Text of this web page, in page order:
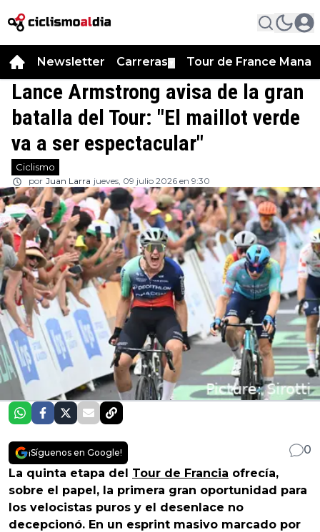
Newsletter Carreras Tour de France
Lance Armstrong avisa de la gran
batalla del Tour: "El maillot verde
va a ser espectacular"
Ciclismo
por Juan Larra jueves, 09 julio 2026 en 9:30
¡Síguenos en Google!
0
La quinta etapa del Tour de Francia ofrecía,
sobre el papel, la primera gran oportunidad para
los velocistas puros y el desenlace no
decepcionó. En un esprint masivo marcado por